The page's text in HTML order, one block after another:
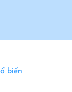
biến